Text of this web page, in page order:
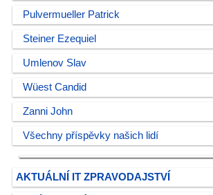
Pulvermueller Patrick
Steiner Ezequiel
Umlenov Slav
Wüest Candid
Zanni John
Všechny příspěvky našich lidí
AKTUÁLNÍ IT ZPRAVODAJSTVÍ